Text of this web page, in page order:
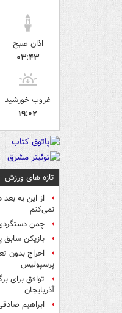
اذان صبح
۰۳:۴۳
غروب خورشید
۱۹:۰۲
تازه های ورزش
از این به
نمی‌کنم
چمن
بازیکن
اخراج بدون
پرسپولیس
توافق برای
آذربایجان
ابراهیم